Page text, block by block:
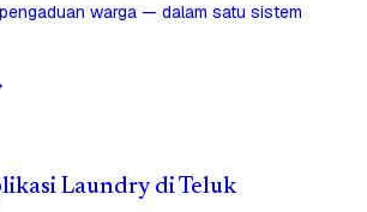
warga — dalam satu sistem
Laundry di Teluk